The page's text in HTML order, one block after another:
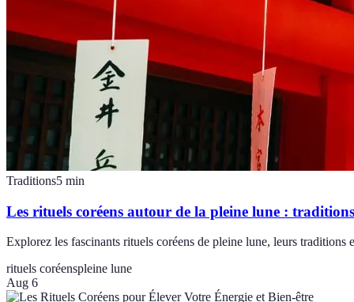
Traditions5 min
Les rituels coréens autour de la pleine lune :
Explorez les fascinants rituels coréens de pleine lune, leurs
rituels coréenspleine lune
Aug 6